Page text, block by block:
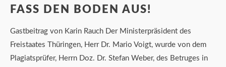
FASS DEN BODEN AUS!
Gastbeitrag von Karin Rauch Der Ministerpräsident des
Freistaates Thüringen, Herr Dr. Mario Voigt, wurde von dem
Plagiatsprüfer, Herrn Doz. Dr. Stefan Weber, des Betruges in